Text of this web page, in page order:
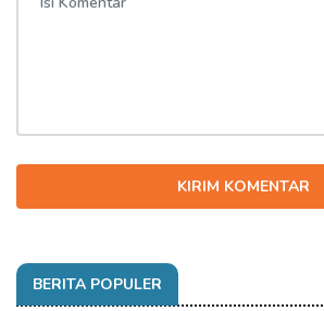
KIRIM KOMENTAR
BERITA POPULER